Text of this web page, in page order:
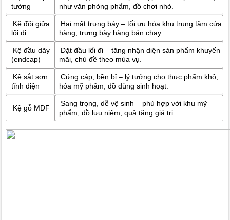
tường
như văn phòng phẩm, đồ chơi nhỏ.
Kệ đôi giữa
lối đi
Hai mặt trưng bày – tối ưu hóa khu trung tâm cửa
hàng, trưng bày hàng bán chạy.
Kệ đầu dãy
(endcap)
Đặt đầu lối đi – tăng nhận diện sản phẩm khuyến
mãi, chủ đề theo mùa vụ.
Kệ sắt sơn
tĩnh điện
Cứng cáp, bền bỉ – lý tưởng cho thực phẩm khô,
hóa mỹ phẩm, đồ dùng sinh hoạt.
Kệ gỗ MDF
Sang trọng, dễ vệ sinh – phù hợp với khu mỹ
phẩm, đồ lưu niệm, quà tặng giá trị.